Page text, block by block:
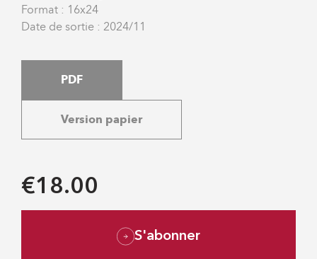
Format : 16x24
Date de sortie : 2024/11
PDF
Version papier
€18.00
S'abonner